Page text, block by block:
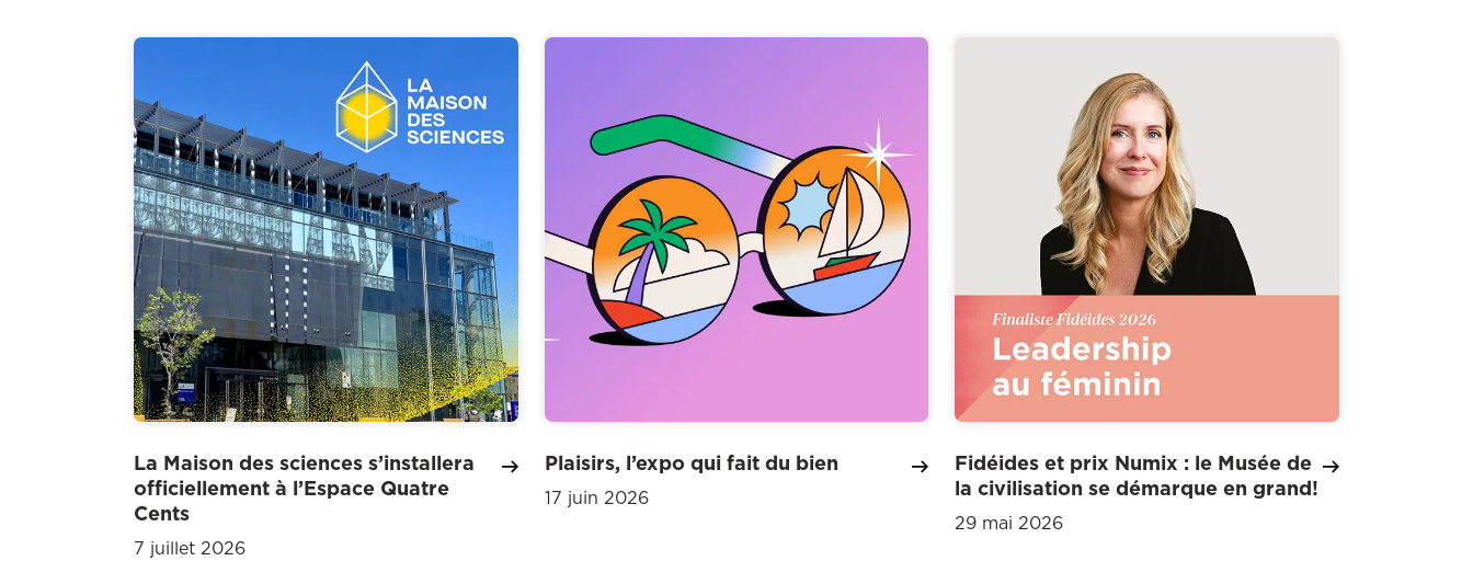
La Maison des sciences s’installera
officiellement à l’Espace Quatre
Cents
7 juillet 2026
Plaisirs, l’expo qui fait du bien
17 juin 2026
Fidéides et prix Numix : le Musée de
la civilisation se démarque en grand!
29 mai 2026